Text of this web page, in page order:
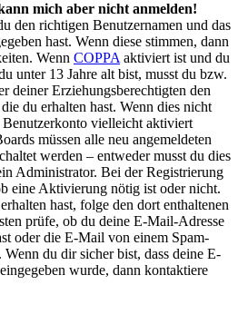
mich aber nicht anmelden!
den richtigen Benutzernamen und das
hast. Wenn diese stimmen, dann
Wenn COPPA aktiviert ist und du
unter 13 Jahre alt bist, musst du bzw.
deiner Erziehungsberechtigten den
du erhalten hast. Wenn dies nicht
Benutzerkonto vielleicht aktiviert
müssen alle neu angemeldeten
werden – entweder musst du dies
Administrator. Bei der Registrierung
eine Aktivierung nötig ist oder nicht.
hast, folge den dort enthaltenen
prüfe, ob du deine E-Mail-Adresse
oder die E-Mail von einem Spam-
du dir sicher bist, dass deine E-
wurde, dann kontaktiere